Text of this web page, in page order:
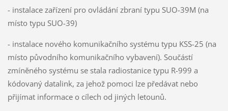
- instalace zařízení pro ovládání zbraní typu SUO-39M (na
místo typu SUO-39)
- instalace nového komunikačního systému typu KSS-25 (na
místo původního komunikačního vybavení). Součástí
zmíněného systému se stala radiostanice typu R-999 a
kódovaný datalink, za jehož pomoci lze předávat nebo
přijímat informace o cílech od jiných letounů.